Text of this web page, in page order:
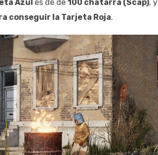
Azul es de de 100 chatarra (Scap), y
conseguir la Tarjeta Roja.